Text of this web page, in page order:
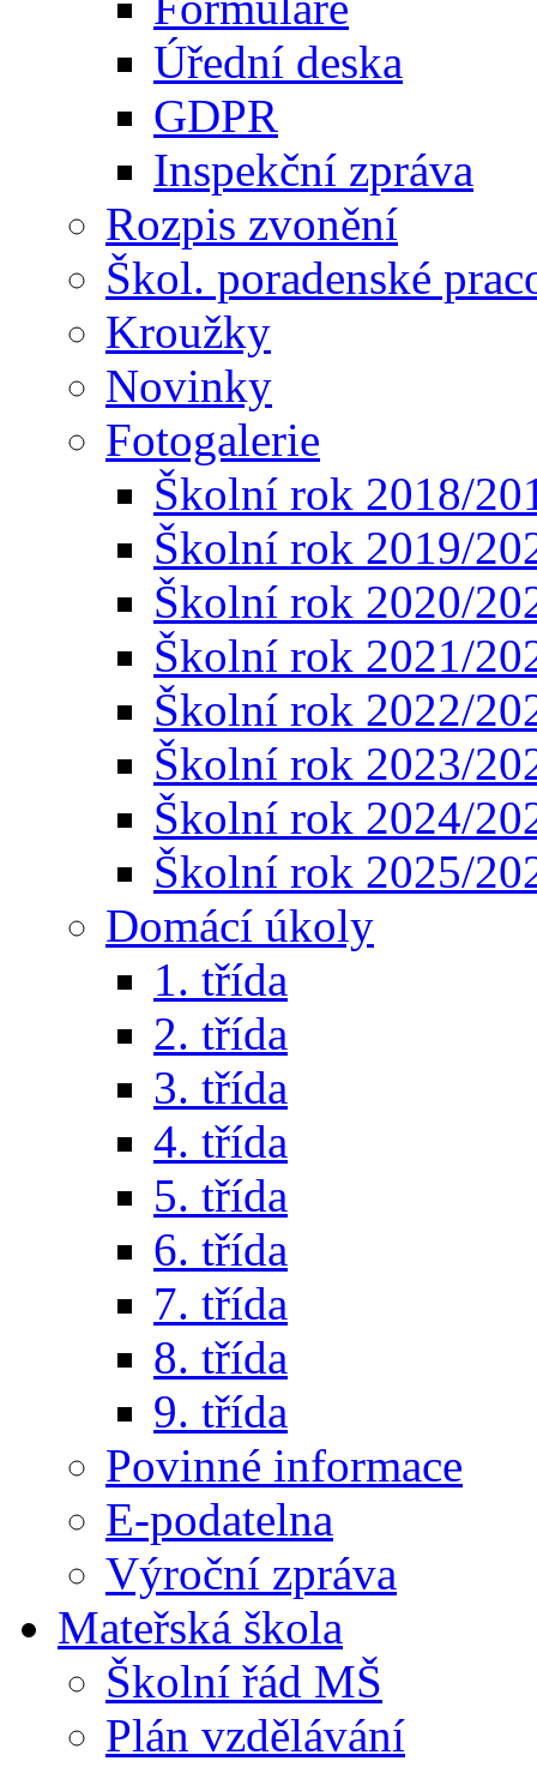
Úřední deska
GDPR
Inspekční zpráva
Rozpis zvonění
Škol. poradenské
Kroužky
Novinky
Fotogalerie
Školní rok 2018/
Školní rok 2019/
Školní rok 2020/
Školní rok 2021/
Školní rok 2022/
Školní rok 2023/
Školní rok 2024/
Školní rok 2025/
Domácí úkoly
1. třída
2. třída
3. třída
4. třída
5. třída
6. třída
7. třída
8. třída
9. třída
Povinné informace
E-podatelna
Výroční zpráva
Mateřská škola
Školní řád MŠ
Plán vzdělávání